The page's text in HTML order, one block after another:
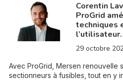
Corentin
ProGrid
techniques
29 octobre
Avec ProGrid, Mersen renouvelle
sectionneurs à fusibles, tout en y